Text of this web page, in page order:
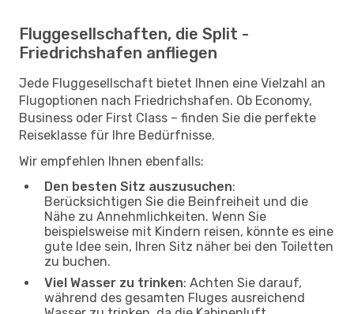
Fluggesellschaften, die Split -
Friedrichshafen anfliegen
Jede Fluggesellschaft bietet Ihnen eine Vielzahl an
Flugoptionen nach Friedrichshafen. Ob Economy,
Business oder First Class – finden Sie die perfekte
Reiseklasse für Ihre Bedürfnisse.
Wir empfehlen Ihnen ebenfalls:
Den besten Sitz auszusuchen:
Berücksichtigen Sie die Beinfreiheit und die
Nähe zu Annehmlichkeiten. Wenn Sie
beispielsweise mit Kindern reisen, könnte es eine
gute Idee sein, Ihren Sitz näher bei den Toiletten
zu buchen.
Viel Wasser zu trinken: Achten Sie darauf,
während des gesamten Fluges ausreichend